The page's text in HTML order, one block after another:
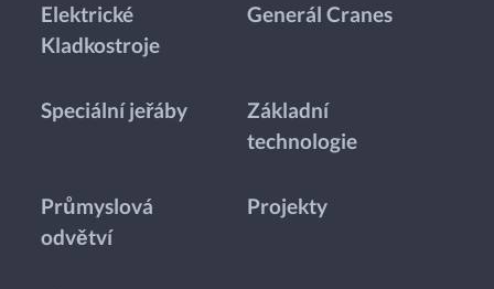
Elektrické
Kladkostroje
Generál Cranes
Speciální jeřáby
Základní
technologie
Průmyslová
odvětví
Projekty